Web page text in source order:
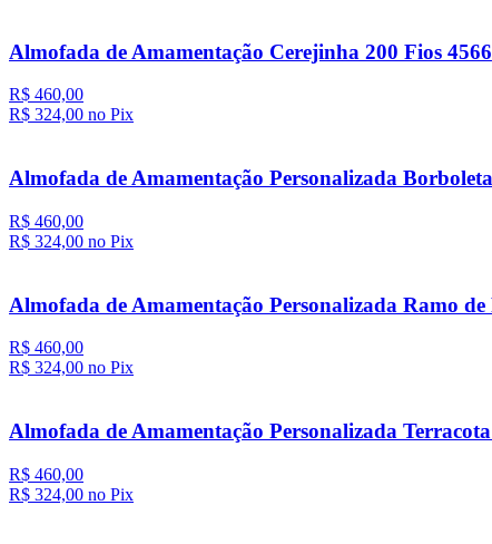
Almofada de Amamentação Cerejinha 200 Fios 4566
R$ 460,00
R$ 324,00 no Pix
Almofada de Amamentação Personalizada
R$ 460,00
R$ 324,00 no Pix
Almofada de Amamentação Personalizada Ramo de
R$ 460,00
R$ 324,00 no Pix
Almofada de Amamentação Personalizada
R$ 460,00
R$ 324,00 no Pix